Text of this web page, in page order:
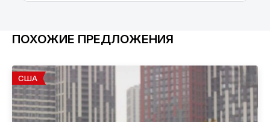
ПОХОЖИЕ ПРЕДЛОЖЕНИЯ
США